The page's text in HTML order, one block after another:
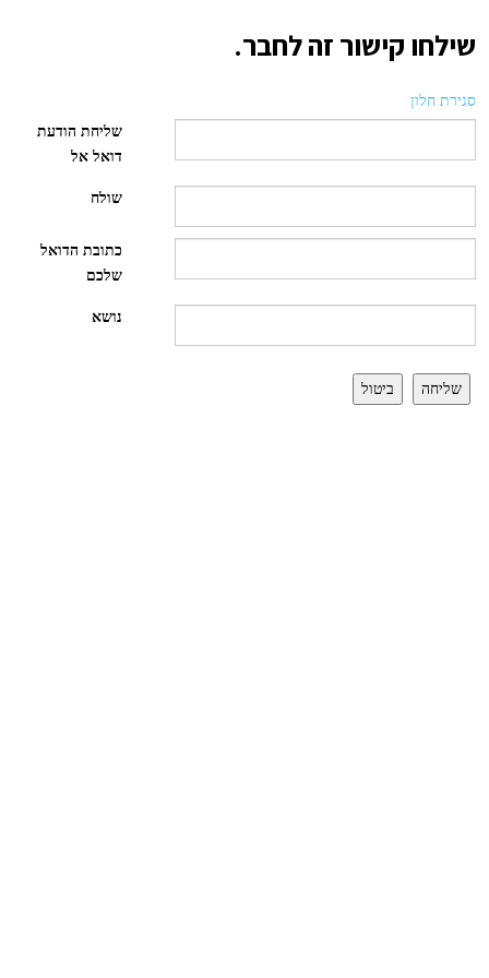
שילחו קישור זה לחבר.
סגירת חלון
שליחת הודעת
דואל אל
שולח
כתובת הדואל
שלכם
נושא
שליחה ביטול